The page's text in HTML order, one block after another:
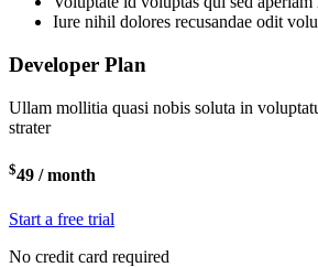
Iure nihil dolores recusandae odit
Developer Plan
Ullam mollitia quasi nobis soluta in
strater
$49 / month
Start a free trial
No credit card required